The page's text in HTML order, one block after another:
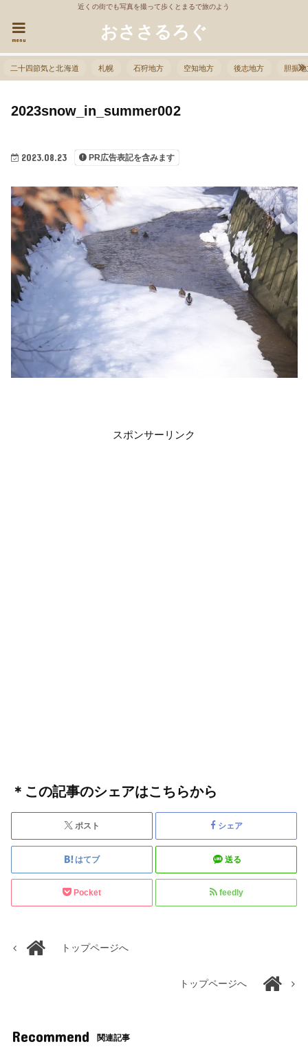
近くの街でも写真を撮って歩くとまるで旅のよう
おささるろぐ
menu
二十四節気と北海道 札幌 石狩地方 空知地方 後志地方 胆振
2023.08.23 PR広告表記を含みます
2023snow_in_summer002
スポンサーリンク
＊この記事のシェアはこちらから
ポスト シェア
はてブ 送る
Pocket feedly
トップページへ
トップページへ
Recommend 関連記事